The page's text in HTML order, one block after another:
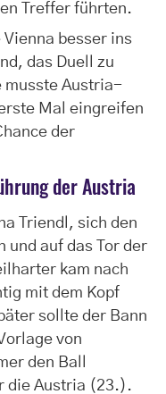
Treffer führten.
Vienna besser ins
das Duell zu
musste Austria-
Mal eingreifen
der
der Austria
Triendl, sich den
und auf das Tor der
kam nach
mit dem Kopf
sollte der Bann
von
den Ball
die Austria (23.).